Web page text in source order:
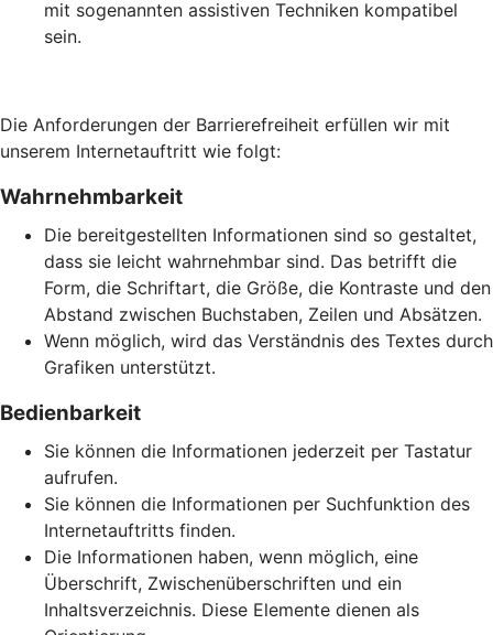
mit sogenannten assistiven Techniken kompatibel
sein.
Die Anforderungen der Barrierefreiheit erfüllen wir mit
unserem Internetauftritt wie folgt:
Wahrnehmbarkeit
Die bereitgestellten Informationen sind so gestaltet,
dass sie leicht wahrnehmbar sind. Das betrifft die
Form, die Schriftart, die Größe, die Kontraste und den
Abstand zwischen Buchstaben, Zeilen und Absätzen.
Wenn möglich, wird das Verständnis des Textes durch
Grafiken unterstützt.
Bedienbarkeit
Sie können die Informationen jederzeit per Tastatur
aufrufen.
Sie können die Informationen per Suchfunktion des
Internetauftritts finden.
Die Informationen haben, wenn möglich, eine
Überschrift, Zwischenüberschriften und ein
Inhaltsverzeichnis. Diese Elemente dienen als